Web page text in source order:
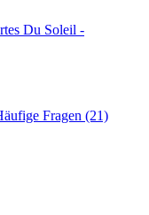
Du Soleil -
Fragen (21)